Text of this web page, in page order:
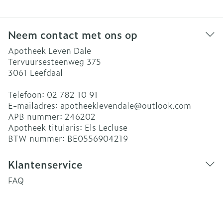
Neem contact met ons op
Apotheek Leven Dale
Tervuursesteenweg 375
3061 Leefdaal
Telefoon: 02 782 10 91
E-mailadres: apotheeklevendale@outlook.com
APB nummer: 246202
Apotheek titularis: Els Lecluse
BTW nummer: BE0556904219
Klantenservice
FAQ